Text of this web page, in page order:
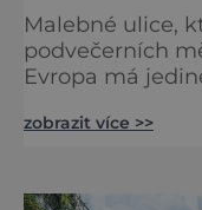
Malebné ulice,
podvečerních
Evropa má
zve na cestu
zobrazit více >>